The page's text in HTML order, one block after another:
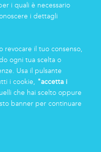
i quali è necessario
i dettagli
revocare il tuo consenso,
ogni tua scelta o
Usa il pulsante
i cookie, "accetta i
che hai scelto oppure
banner per continuare